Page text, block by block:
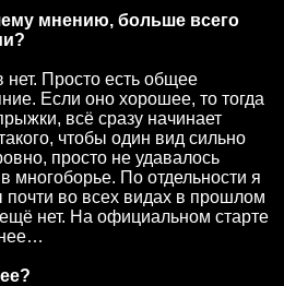
мнению, больше всего
Просто есть общее
Если оно хорошее, то тогда
всё сразу начинает
чтобы один вид сильно
просто не удавалось
многоборье. По отдельности я
почти во всех видах в прошлом
нет. На официальном старте